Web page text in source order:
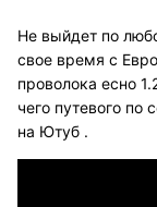
Не выйдет по
свое время с
проволока есно
чего путевого по
на Ютуб .